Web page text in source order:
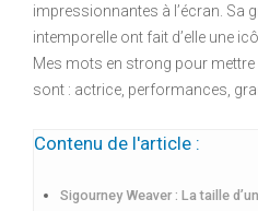
impressionnantes à l’écran. Sa
intemporelle ont fait d’elle une
Mes mots en strong pour
sont : actrice, performances,
Contenu de l'article :
Sigourney Weaver : La taille